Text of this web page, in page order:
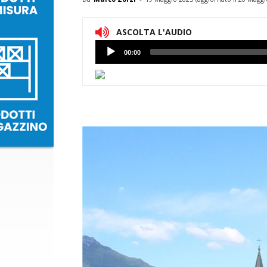
ASCOLTA L'AUDIO
Lettore
Audio
00:00